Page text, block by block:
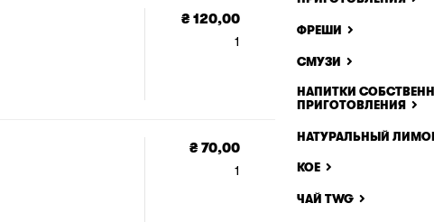
₴ 120,00
1
₴ 70,00
1
ФРЕШИ
СМУЗИ
НАПИТКИ
ПРИГОТОВЛЕНИЯ
НАТУРАЛЬНЫЙ
КОЕ
ЧАЙ TWG
додати ще одне
видалити